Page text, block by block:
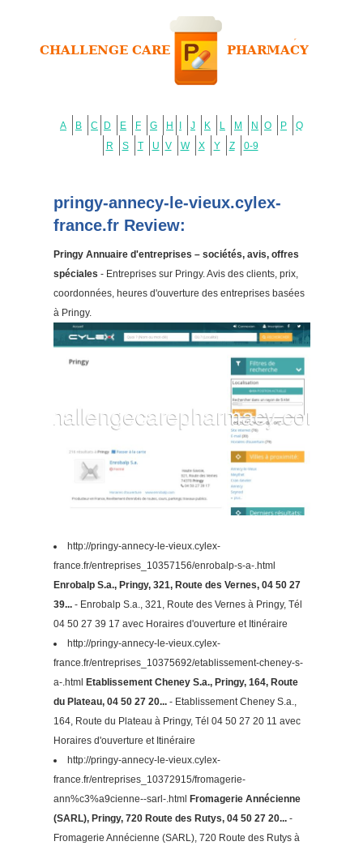
A B C D E F G H J K L M N O P
Q
R
S T U V W X Y Z 0-9
pringy-annecy-le-vieux.cylex-
france.fr Review:
Pringy Annuaire d'entreprises – sociétés, avis, offres
spéciales - Entreprises sur Pringy. Avis des clients, prix,
coordonnées, heures d'ouverture des entreprises basées
à Pringy.
http://pringy-annecy-le-vieux.cylex-
france.fr/entreprises_10357156/enrobalp-s-a-.html
Enrobalp S.a., Pringy, 321, Route des Vernes, 04 50 27
39...- Enrobalp S.a., 321, Route des Vernes à Pringy, Tél
04 50 27 39 17 avec Horaires d'ouverture et Itinéraire
http://pringy-annecy-le-vieux.cylex-
france.fr/entreprises_10375692/etablissement-cheney-s-
a-.html Etablissement Cheney S.a., Pringy, 164, Route
du Plateau, 04 50 27 20...- Etablissement Cheney S.a.,
164, Route du Plateau à Pringy, Tél 04 50 27 20 11 avec
Horaires d'ouverture et Itinéraire
http://pringy-annecy-le-vieux.cylex-
france.fr/entreprises_10372915/fromagerie-
ann%c3%a9cienne--sarl-.html Fromagerie Annécienne
(SARL), Pringy, 720 Route des Rutys, 04 50 27 20...-
Fromagerie Annécienne (SARL), 720 Route des Rutys à